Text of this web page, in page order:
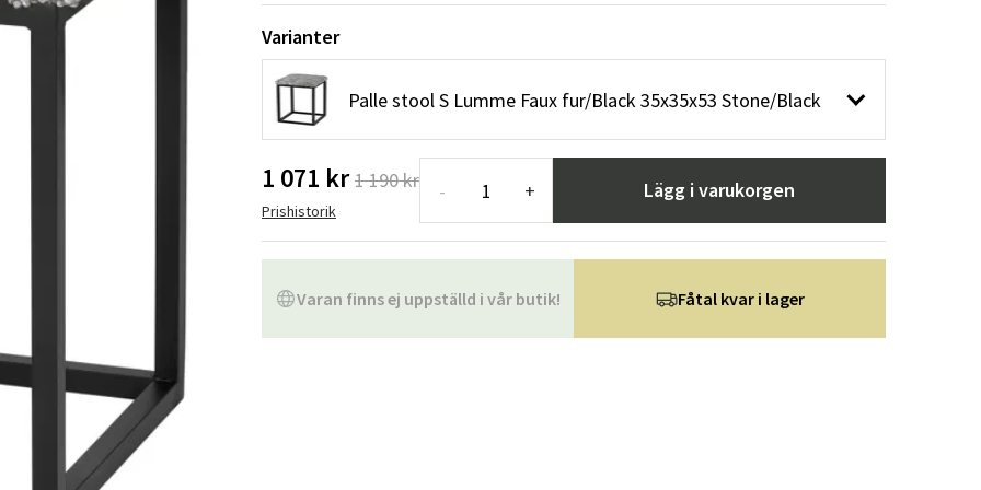
Hängstolar
Trädgårdsredskap
Hallmöbler
Underhållsprodukter
Badrumsmattor
Badrumsinredning
Varianter
Palle stool S Lumme Faux fur/Black 35x35x53 Stone/Black
1 071 kr1 190 kr
Prishistorik
- + Lägg i varukorgen
Varan finns ej uppställd i vår butik! Fåtal kvar i lager